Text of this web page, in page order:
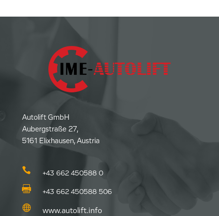
Autolift GmbH
Aubergstraße 27,
5161 Elixhausen, Austria
 +43 662 450588 0
 +43 662 450588 506
 www.autolift.info